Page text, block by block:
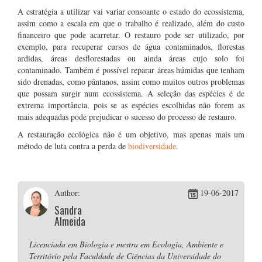
A estratégia a utilizar vai variar consoante o estado do ecossistema,
assim como a escala em que o trabalho é realizado, além do custo
financeiro que pode acarretar. O restauro pode ser utilizado, por
exemplo, para recuperar cursos de água contaminados, florestas
ardidas, áreas desflorestadas ou ainda áreas cujo solo foi
contaminado. Também é possível reparar áreas húmidas que tenham
sido drenadas, como pântanos, assim como muitos outros problemas
que possam surgir num ecossistema. A seleção das espécies é de
extrema importância, pois se as espécies escolhidas não forem as
mais adequadas pode prejudicar o sucesso do processo de restauro.
A restauração ecológica não é um objetivo, mas apenas mais um
método de luta contra a perda de biodiversidade.
Author:
Sandra
Almeida
19-06-2017
Licenciada em Biologia e mestra em Ecologia, Ambiente e
Território pela Faculdade de Ciências da Universidade do